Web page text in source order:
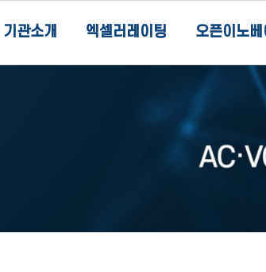
기관소개 엑셀러레이팅 오픈이노베